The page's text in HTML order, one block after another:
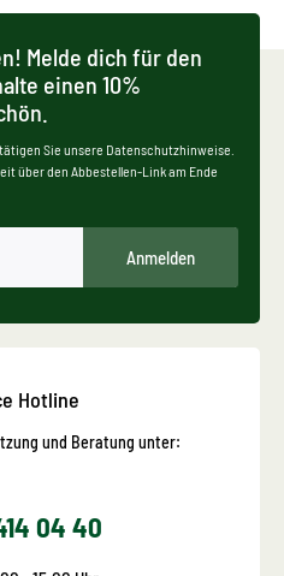
Melde dich für den
einen 10%
Sie unsere Datenschutzhinweise.
über den Abbestellen-Link am Ende
Anmelden
Hotline
und Beratung unter:
04 40